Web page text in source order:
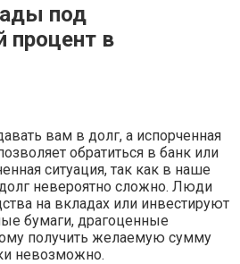
под
процент в
вам в долг, а испорченная
обратиться в банк или
ситуация, так как в наше
невероятно сложно. Люди
на вкладах или инвестируют
бумаги, драгоценные
получить желаемую сумму
невозможно.